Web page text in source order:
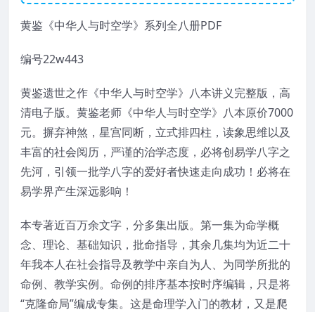
黄鉴《中华人与时空学》系列全八册PDF
编号22w443
黄鉴遗世之作《中华人与时空学》八本讲义完整版，高
清电子版。黄鉴老师《中华人与时空学》八本原价7000
元。摒弃神煞，星宫同断，立式排四柱，读象思维以及
丰富的社会阅历，严谨的治学态度，必将创易学八字之
先河，引领一批学八字的爱好者快速走向成功！必将在
易学界产生深远影响！
本专著近百万余文字，分多集出版。第一集为命学概
念、理论、基础知识，批命指导，其余几集均为近二十
年我本人在社会指导及教学中亲自为人、为同学所批的
命例、教学实例。命例的排序基本按时序编辑，只是将
“克隆命局”编成专集。这是命理学入门的教材，又是爬